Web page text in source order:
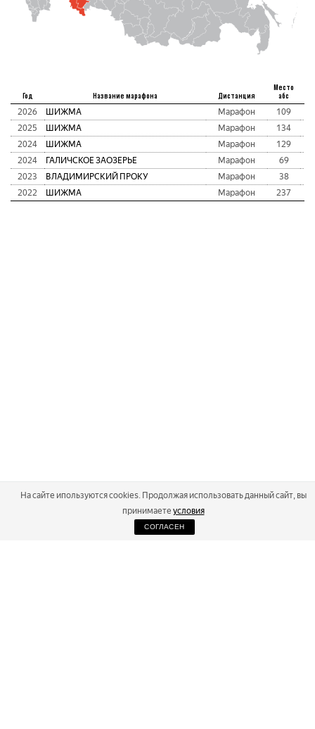
Год Название марафона Дистанция
Место
абс
2026 ШИЖМА Марафон 109
2025
ШИЖМА Марафон 134
2024
ШИЖМА Марафон 129
2024
ГАЛИЧСКОЕ ЗАОЗЕРЬЕ Марафон 69
2023
ВЛАДИМИРСКИЙ ПРОКУ Марафон 38
2022
ШИЖМА Марафон 237
На сайте ипользуются cookies. Продолжая использовать данный сайт, вы
принимаете условия
СОГЛАСЕН